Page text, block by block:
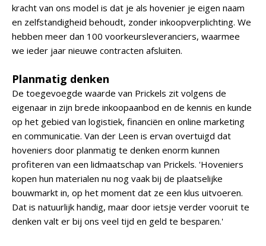
kracht van ons model is dat je als hovenier je eigen naam
en zelfstandigheid behoudt, zonder inkoopverplichting. We
hebben meer dan 100 voorkeursleveranciers, waarmee
we ieder jaar nieuwe contracten afsluiten.
Planmatig denken
De toegevoegde waarde van Prickels zit volgens de
eigenaar in zijn brede inkoopaanbod en de kennis en kunde
op het gebied van logistiek, financiën en online marketing
en communicatie. Van der Leen is ervan overtuigd dat
hoveniers door planmatig te denken enorm kunnen
profiteren van een lidmaatschap van Prickels. 'Hoveniers
kopen hun materialen nu nog vaak bij de plaatselijke
bouwmarkt in, op het moment dat ze een klus uitvoeren.
Dat is natuurlijk handig, maar door ietsje verder vooruit te
denken valt er bij ons veel tijd en geld te besparen.'